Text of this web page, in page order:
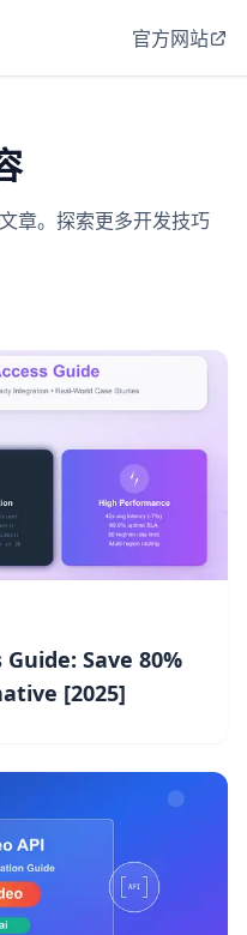
官方网站
章。探索更多开发技巧
Save 80%
[2025]